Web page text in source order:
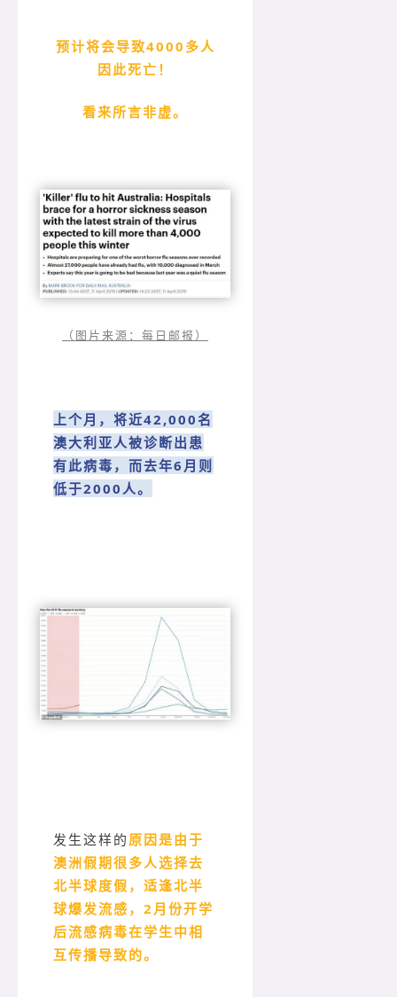
预计将会导致4000多人
因此死亡！
看来所言非虚。
（图片来源：每日邮报）
上个月，将近42,000名
澳大利亚人被诊断出患
有此病毒，而去年6月则
低于2000人。
发生这样的 原因是由于
澳洲假期很多人选择去
北半球度假，适逢北半
球爆发流感， 2月份开学
后流感病毒在学生中相
互传播导致的。